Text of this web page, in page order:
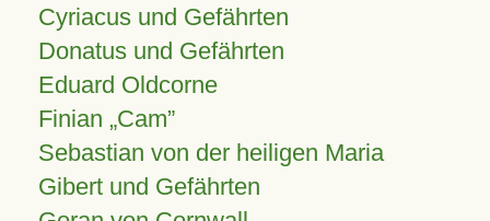
Cyriacus und Gefährten
Donatus und Gefährten
Eduard Oldcorne
Finian Cam
Sebastian von der heiligen Maria
Gibert und Gefährten